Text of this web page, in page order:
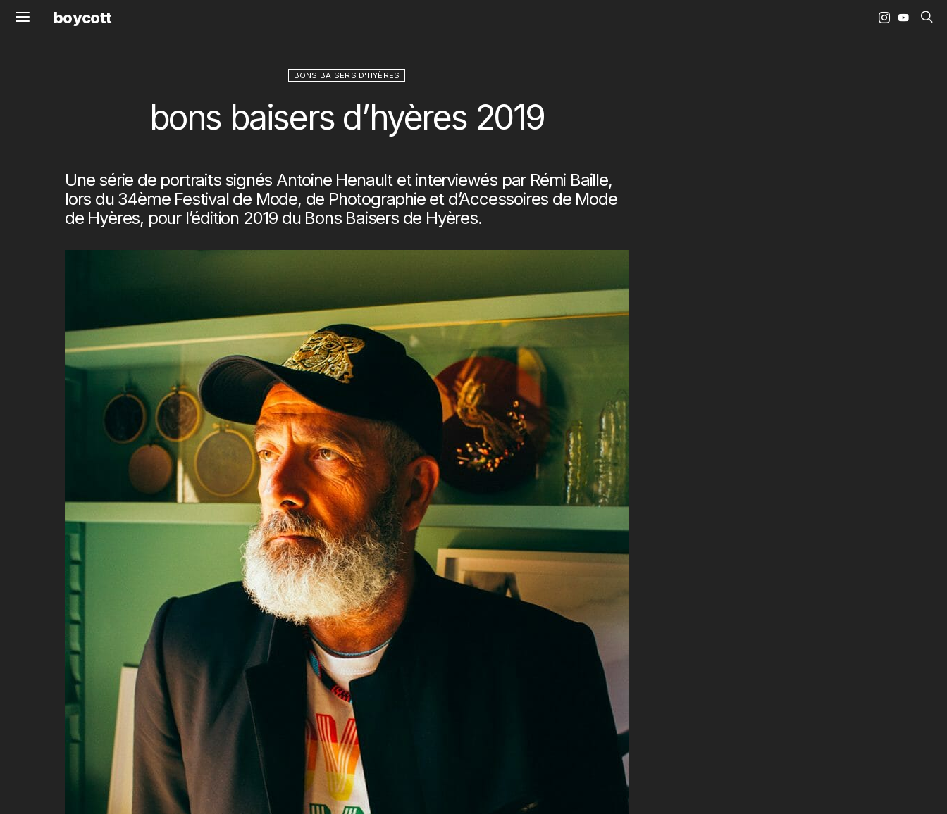
boycott
BONS BAISERS D'HYÈRES
bons baisers d’hyères 2019
Une série de portraits signés Antoine Henaultet interviewés par Rémi Baille,
lors du 34ème Festival de Mode, de Photographie et d’Accessoires de Mode
de Hyères, pour l’édition 2019 du Bons Baisers de Hyères.